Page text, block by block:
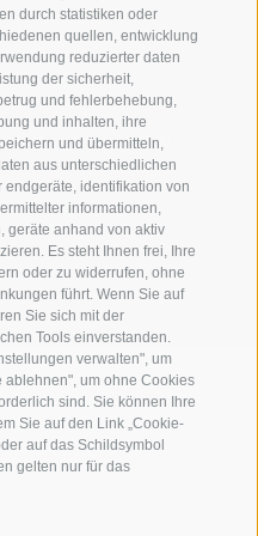
durch statistiken oder
quellen, entwicklung
reduzierter daten
der sicherheit,
und fehlerbehebung,
und inhalten, ihre
und übermitteln,
aus unterschiedlichen
identifikation von
informationen,
geräte anhand von aktiv
Es steht Ihnen frei, Ihre
oder zu widerrufen, ohne
führt. Wenn Sie auf
Sie sich mit der
Tools einverstanden.
verwalten", um
ablehnen", um ohne Cookies
sind. Sie können Ihre
Sie auf den Link „Cookie-
auf das Schildsymbol
gelten nur für das
up to date!
Service
Anreise
Mobility Center